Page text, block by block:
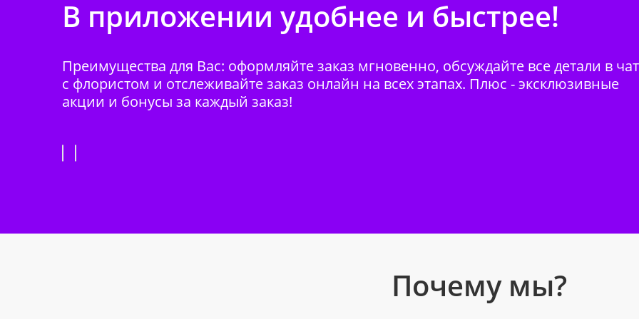
В приложении удобнее и быстрее!
Преимущества для Вас: оформляйте заказ мгновенно, обсуждайте все детали в
с флористом и отслеживайте заказ онлайн на всех этапах. Плюс - эксклюзивные
акции и бонусы за каждый заказ!
Почему мы?